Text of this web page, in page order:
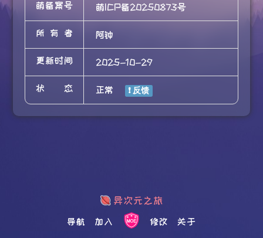
萌备案号 萌ICP备20250873号
所有者 阿钟
更新时间 2025-10-29
状态 正常
导航 加入 修改 关于